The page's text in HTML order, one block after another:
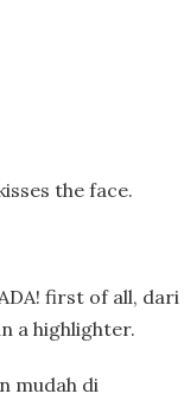
the face.
first of all, dari
a highlighter.
mudah di